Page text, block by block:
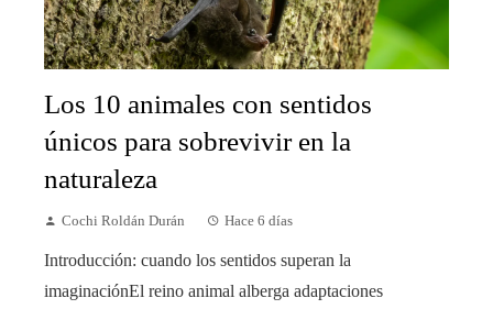
Los 10 animales con sentidos
únicos para sobrevivir en la
naturaleza
Cochi Roldán Durán Hace 6 días
Introducción: cuando los sentidos superan la
imaginaciónEl reino animal alberga adaptaciones